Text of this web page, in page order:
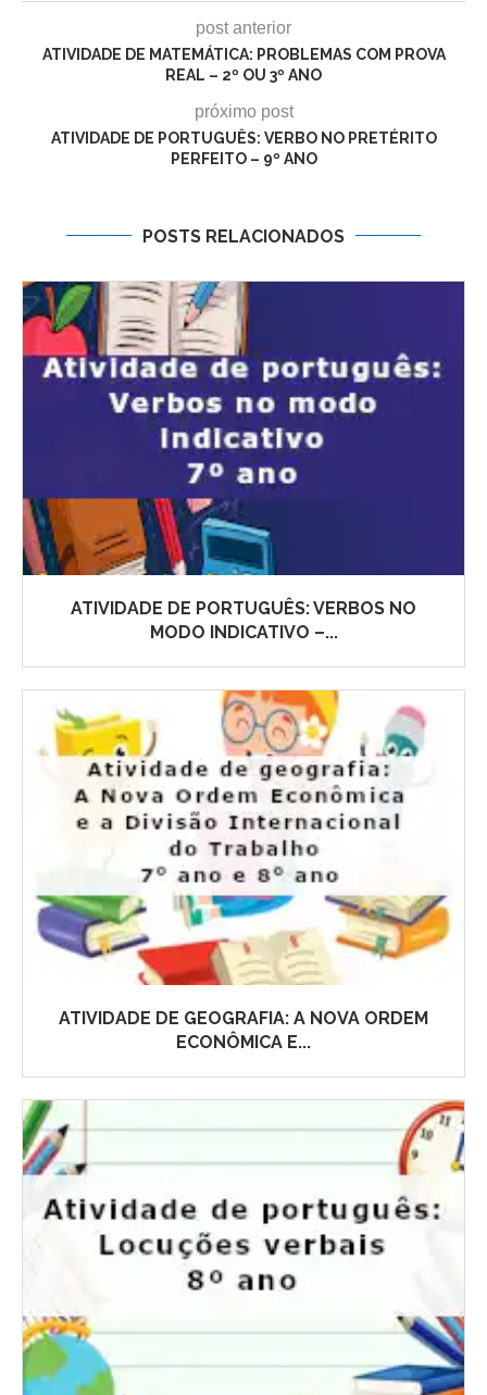
post anterior
ATIVIDADE DE MATEMÁTICA: PROBLEMAS COM PROVA
REAL – 2º OU 3º ANO
próximo post
ATIVIDADE DE PORTUGUÊS: VERBO NO PRETÉRITO
PERFEITO – 9º ANO
POSTS RELACIONADOS
ATIVIDADE DE PORTUGUÊS: VERBOS NO
MODO INDICATIVO –...
ATIVIDADE DE GEOGRAFIA: A NOVA ORDEM
ECONÔMICA E...